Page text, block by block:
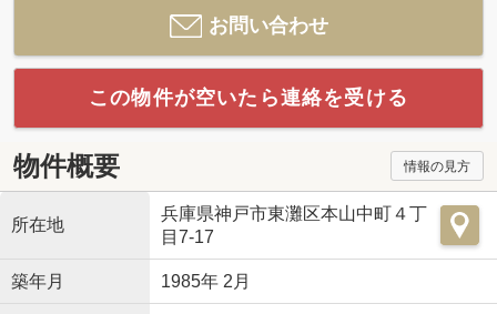
お問い合わせ
この物件が空いたら連絡を受ける
物件概要 情報の見方
所在地
兵庫県神戸市東灘区本山中町４丁
目7-17
築年月 1985年 2月